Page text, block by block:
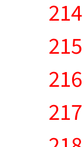
214
215
216
217